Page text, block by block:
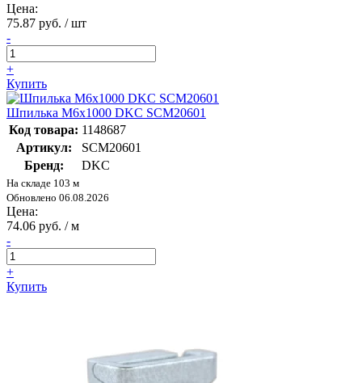
Цена:
75.87 руб. / шт
-
+
Купить
Шпилька М6х1000 DKC SCM20601
Код товара: 1148687
Артикул:
SCM20601
Бренд:
DKC
На складе 103 м
Обновлено 06.08.2026
Цена:
74.06 руб. / м
-
+
Купить